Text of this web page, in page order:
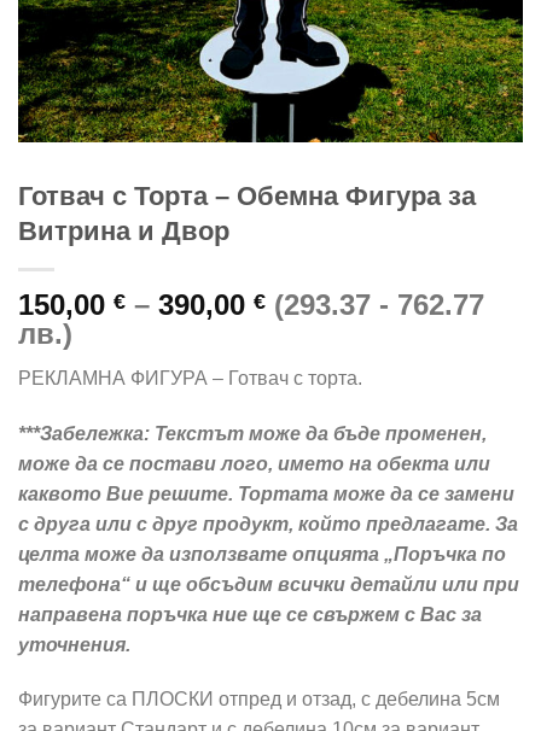
Готвач с Торта – Обемна Фигура за
Витрина и Двор
150,00 € – 390,00 €Price
range:
through
390,00 €
(293.37 - 762.77
лв.)
РЕКЛАМНА ФИГУРА – Готвач с торта.
***Забележка: Текстът може да бъде променен,
може да се постави лого, името на обекта или
каквото Вие решите. Тортата може да се замени
с друга или с друг продукт, който предлагате. За
целта може да използвате опцията „Поръчка по
телефона“ и ще обсъдим всички детайли или при
направена поръчка ние ще се свържем с Вас за
уточнения.
Фигурите са ПЛОСКИ отпред и отзад, с дебелина 5см